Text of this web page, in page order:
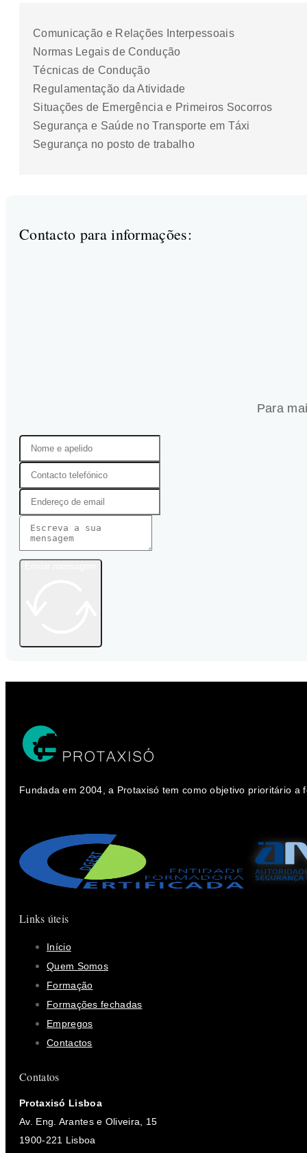
Comunicação e Relações Interpessoais
Normas Legais de Condução
Técnicas de Condução
Regulamentação da Atividade
Situações de Emergência e Primeiros Socorros
Segurança e Saúde no Transporte em Táxi
Segurança no posto de trabalho
Contacto para informações:
Para
Fundada em 2004, a Protaxisó tem como objetivo prioritário
Links úteis
Início
Quem Somos
Formação
Formações fechadas
Empregos
Contactos
Contatos
Protaxisó Lisboa
Av. Eng. Arantes e Oliveira, 15
1900-221 Lisboa